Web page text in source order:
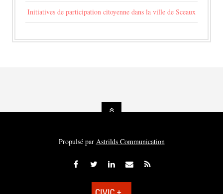
Initiatives de participation citoyenne dans la ville de Sceaux
Propulsé par Astrilds Communication